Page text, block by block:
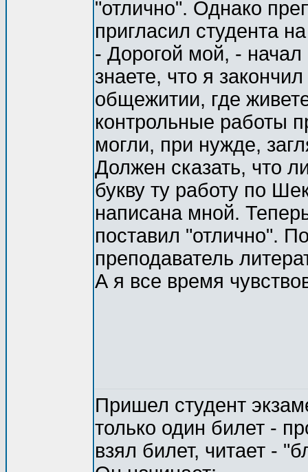
"отлично". Однако
пригласил студента
- Дорогой мой, -
знаете, что я
общежитии, где
контрольные работы
могли, при нужде,
Должен сказать, что
букву ту работу по
написана мной.
поставил "отлично".
преподаватель
А я все время
Пришел студент
только один билет -
взял билет, читает -